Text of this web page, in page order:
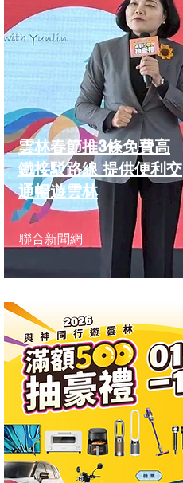
雲林春節推3條免費高
鐵接駁路線 提供便利交
通暢遊雲林
聯合新聞網